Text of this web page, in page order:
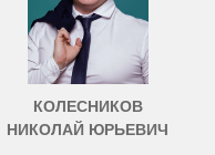
КОЛЕСНИКОВ
НИКОЛАЙ ЮРЬЕВИЧ